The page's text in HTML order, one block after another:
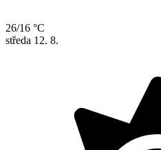
26/16 °C
středa 12. 8.